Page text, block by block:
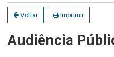
para
Voltar Imprimir
Audiência